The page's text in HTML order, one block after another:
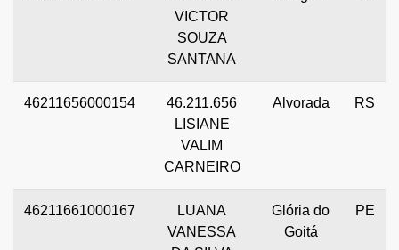
VICTOR
SOUZA
SANTANA
46211656000154
46.211.656
LISIANE
VALIM
CARNEIRO
Alvorada RS
46211661000167
LUANA
VANESSA
Glória do
Goitá
PE